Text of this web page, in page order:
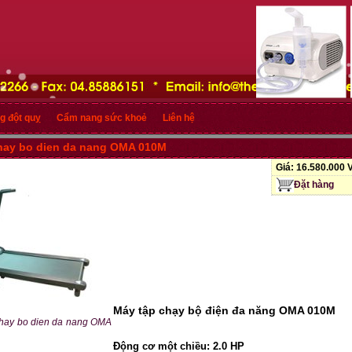
đột quỵ Cẩm nang sức khoẻ Liên hệ
bo dien da nang OMA 010M
bo dien da nang OMA
Máy tập chạy bộ điện đa năng OMA 010M
Động cơ một chiều: 2.0 HP
Giá: 16.580.000
Đặt hàng